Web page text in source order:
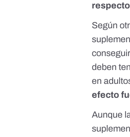
respecto
Según
deben
en
efecto
Aunque